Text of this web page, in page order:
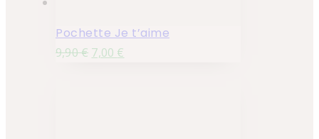
Pochette Je t’aime
9,90€ 7,00 €